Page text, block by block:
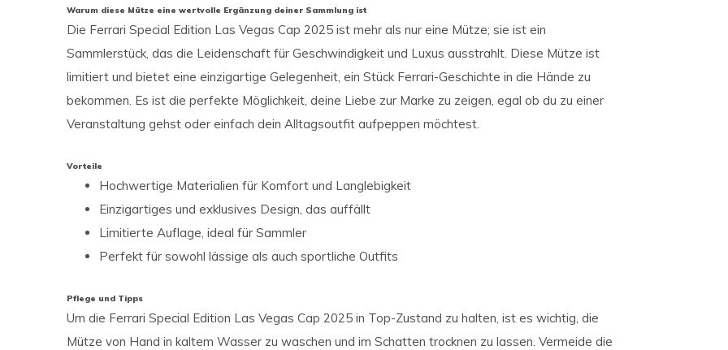
Warum diese Mütze eine wertvolle Ergänzung deiner Sammlung ist
Die Ferrari Special Edition Las Vegas Cap 2025 ist mehr als nur eine Mütze; sie ist ein
Sammlerstück, das die Leidenschaft für Geschwindigkeit und Luxus ausstrahlt. Diese Mütze ist
limitiert und bietet eine einzigartige Gelegenheit, ein Stück Ferrari-Geschichte in die Hände zu
bekommen. Es ist die perfekte Möglichkeit, deine Liebe zur Marke zu zeigen, egal ob du zu einer
Veranstaltung gehst oder einfach dein Alltagsoutfit aufpeppen möchtest.
Vorteile
Hochwertige Materialien für Komfort und Langlebigkeit
Einzigartiges und exklusives Design, das auffällt
Limitierte Auflage, ideal für Sammler
Perfekt für sowohl lässige als auch sportliche Outfits
Pflege und Tipps
Um die Ferrari Special Edition Las Vegas Cap 2025 in Top-Zustand zu halten, ist es wichtig, die
Mütze von Hand in kaltem Wasser zu waschen und im Schatten trocknen zu lassen. Vermeide die